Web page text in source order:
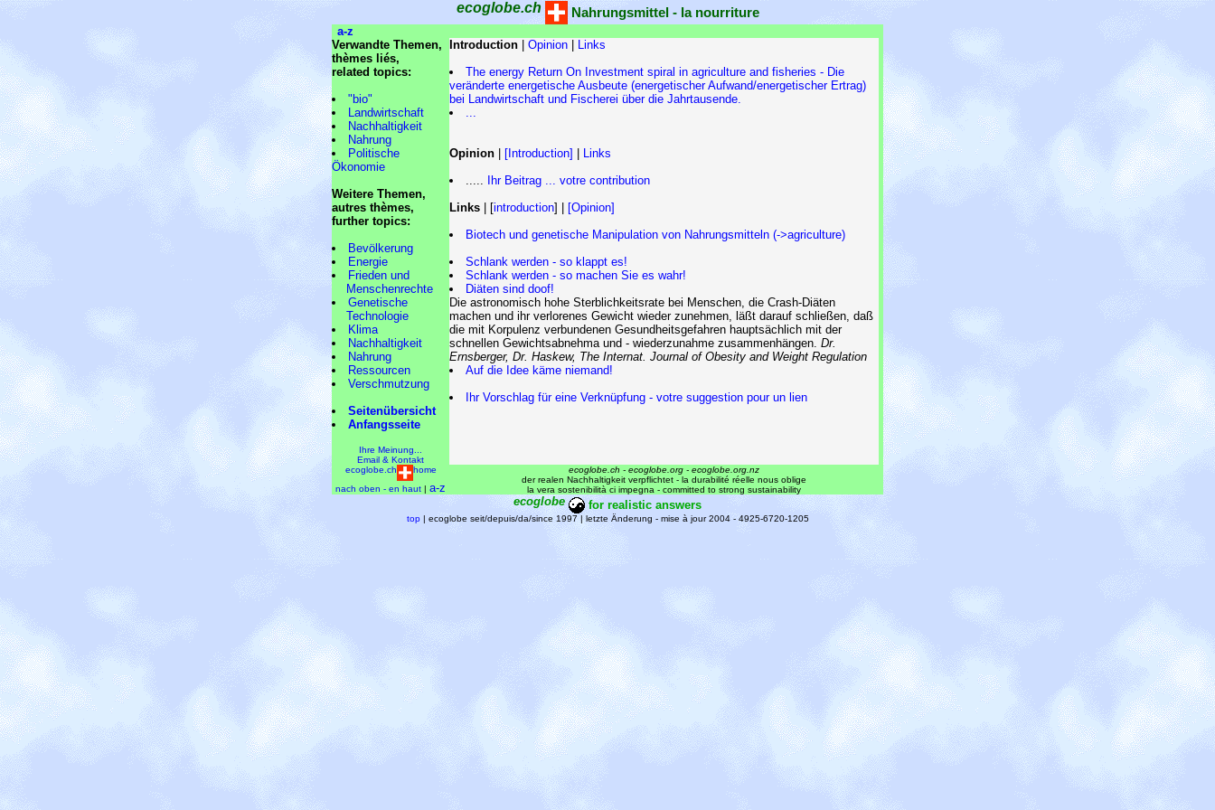
ecoglobe.ch Nahrungsmittel - la nourriture
a-z
Verwandte Themen,
thèmes liés,
related topics:
"bio"
Landwirtschaft
Nachhaltigkeit
Nahrung
Politische
Ökonomie
Weitere Themen,
autres thèmes,
further topics:
Bevölkerung
Energie
Frieden und
Menschenrechte
Genetische
Technologie
Klima
Nachhaltigkeit
Nahrung
Ressourcen
Verschmutzung
Seitenübersicht
Anfangsseite
Introduction Opinion
Links
The energy Return On Investment spiral in agriculture and fisheries - Die
veränderte energetische Ausbeute (energetischer Aufwand/energetischer Ertrag)
bei Landwirtschaft und Fischerei über die Jahrtausende.
...
Opinion [Introduction]
Links
.....
Ihr Beitrag ... votre contribution
Links | [introduction] |
[Opinion]
Biotech und genetische Manipulation von Nahrungsmitteln (->agriculture)
Schlank werden - so klappt es!
Schlank werden - so machen Sie es wahr!
Diäten sind doof!
Die astronomisch hohe Sterblichkeitsrate bei Menschen, die Crash-Diäten
machen und ihr verlorenes Gewicht wieder zunehmen, läßt darauf schließen, daß
die mit Korpulenz verbundenen Gesundheitsgefahren hauptsächlich mit der
schnellen Gewichtsabnehma und - wiederzunahme zusammenhängen. Dr.
Ernsberger, Dr. Haskew, The Internat. Journal of Obesity and Weight Regulation
Auf die Idee käme niemand!
Ihr Vorschlag für eine Verknüpfung - votre suggestion pour un lien
Ihre Meinung...
Email & Kontakt
ecoglobe.ch
home
nach oben - en haut | a-z
ecoglobe.ch - ecoglobe.org - ecoglobe.org.nz
der realen Nachhaltigkeit verpflichtet - la durabilité réelle nous oblige
la vera sostenibilità ci impegna - committed to strong sustainability
ecoglobe for realistic answers
top| ecoglobe seit/depuis/da/since 1997 | letzte Änderung - mise à jour 2004 - 4925-6720-1205